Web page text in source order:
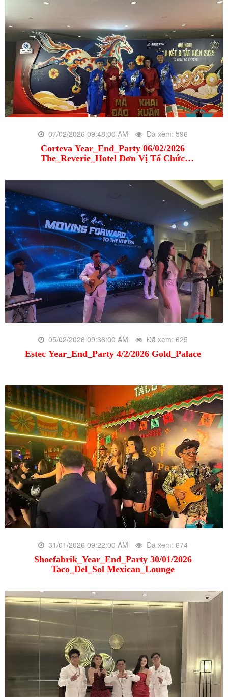
07/02/2026 09:48:00 AM Đã xem: 596
Corteva Year_End_Party 06/02/2026
The_Reverie_Hotel Đơn Vị Tổ Chức
05/02/2026 09:36:00 AM Đã xem: 625
Estec Year_End_Party 4/2/2026 Gold_Palace
31/01/2026 09:22:00 AM Đã xem: 674
Shoefabrik_Year_End_Party 30/01/2026
Taco_Del_Sol Mexican_Lounge